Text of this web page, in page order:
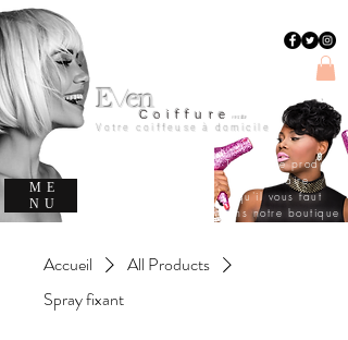
Even
Coiffure evencoiffure
Votre coiffeuse à domicile
Trouvez le produit
capillaire
qu'il vous faut
dans notre boutique
ME
NU
Accueil
All Products
Spray fixant